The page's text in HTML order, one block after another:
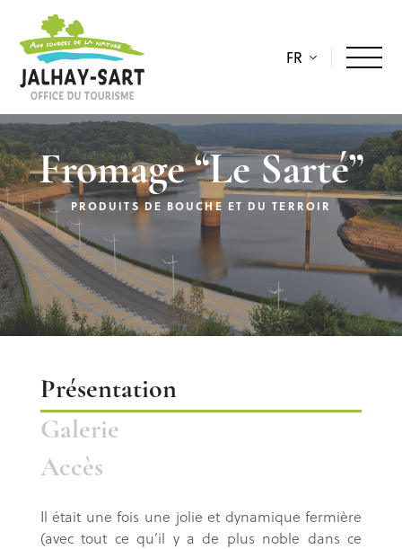
FR
Fromage “Le Sarté”
PRODUITS DE BOUCHE ET DU TERROIR
Description
Présentation
Galerie
Accès
Il était une fois une jolie et dynamique fermière
(avec tout ce qu’il y a de plus noble dans ce